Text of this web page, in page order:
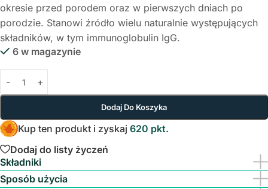
okresie przed porodem oraz w pierwszych dniach po
porodzie. Stanowi źródło wielu naturalnie występujących
składników, w tym immunoglobulin IgG.
6 w magazynie
Dodaj Do Koszyka
Kup ten produkt i zyskaj 620 pkt.
Dodaj do listy życzeń
Składniki
Sposób użycia